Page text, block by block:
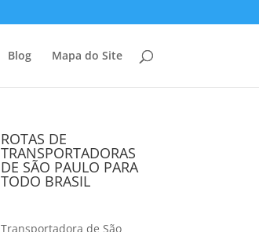
Blog Mapa do Site
ROTAS DE
TRANSPORTADORAS
DE SÃO PAULO PARA
TODO BRASIL
Transportadora de São